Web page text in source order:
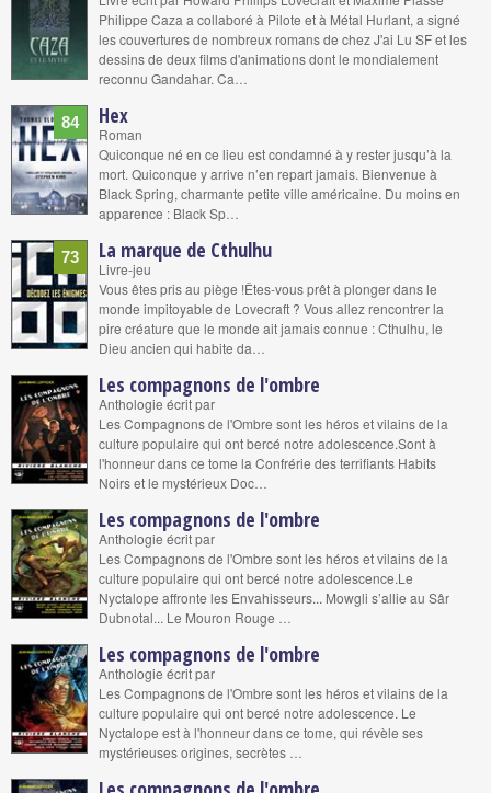
Philippe Caza a collaboré à Pilote et à Métal Hurlant, a signé
les couvertures de nombreux romans de chez J'ai Lu SF et les
dessins de deux films d'animations dont le mondialement
reconnu Gandahar. Ca…
84 Hex
Roman
Quiconque né en ce lieu est condamné à y rester jusqu’à la
mort. Quiconque y arrive n’en repart jamais. Bienvenue à
Black Spring, charmante petite ville américaine. Du moins en
apparence : Black Sp…
73 La marque de Cthulhu
Livre-jeu
Vous êtes pris au piège !Êtes-vous prêt à plonger dans le
monde impitoyable de Lovecraft ? Vous allez rencontrer la
pire créature que le monde ait jamais connue : Cthulhu, le
Dieu ancien qui habite da…
Les compagnons de l'ombre
Anthologie écrit par
Les Compagnons de l'Ombre sont les héros et vilains de la
culture populaire qui ont bercé notre adolescence.Sont à
l'honneur dans ce tome la Confrérie des terrifiants Habits
Noirs et le mystérieux Doc…
Les compagnons de l'ombre
Anthologie écrit par
Les Compagnons de l'Ombre sont les héros et vilains de la
culture populaire qui ont bercé notre adolescence.Le
Nyctalope affronte les Envahisseurs... Mowgli s’allie au Sâr
Dubnotal... Le Mouron Rouge …
Les compagnons de l'ombre
Anthologie écrit par
Les Compagnons de l'Ombre sont les héros et vilains de la
culture populaire qui ont bercé notre adolescence. Le
Nyctalope est à l'honneur dans ce tome, qui révèle ses
mystérieuses origines, secrètes …